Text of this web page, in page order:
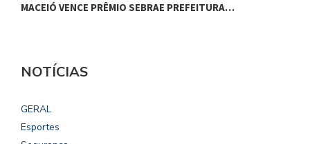
MACEIÓ VENCE PRÊMIO SEBRAE PREFEITURA…
NOTÍCIAS
GERAL
Esportes